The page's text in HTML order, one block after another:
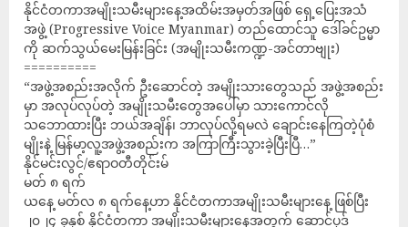
နိုင်ငံတကာအမျိုးသမီးများနေ့အထိမ်းအမှတ်အဖြစ် ရှေ့ပြေးအသံ
အဖွဲ့ (Progressive Voice Myanmar) တည်ထောင်သူ ဒေါ်ခင်ဥမ္မာ
ကို ဆက်သွယ်မေးမြန်းခြင်း (အမျိုးသမီးကဏ္ဍ-အင်တာဗျုး)
==========
“အဖွဲ့အစည်းအလိုက် ဦးဆောင်တဲ့ အမျိုးသားတွေသည် အဖွဲ့အစည်း
မှာ အလုပ်လုပ်တဲ့ အမျိုးသမီးတွေအပေါ်မှာ သားကောင်လို
သဘောထားပြီး ဘယ်အချိန်၊ ဘာလုပ်လို့ရမလဲ ချောင်းနေကြတဲ့ပုံစံ
မျိုးနဲ့ မြန်မာ့လူ့အဖွဲ့အစည်းက အကြာကြီးသွားခဲ့ပြီးပြီ…”
နိုင်မင်းလွင်/ဧရာဝတီတိုင်းမ်
မတ် ၈ ရက်
ယနေ့ မတ်လ ၈ ရက်နေ့ဟာ နိုင်ငံတကာအမျိုးသမီးများနေ့ ဖြစ်ပြီး
၂၀၂၄ ခုနှစ် နိုင်ငံတကာ အမျိုးသမီးများနေ့အတွက် ဆောင်ပုဒ်